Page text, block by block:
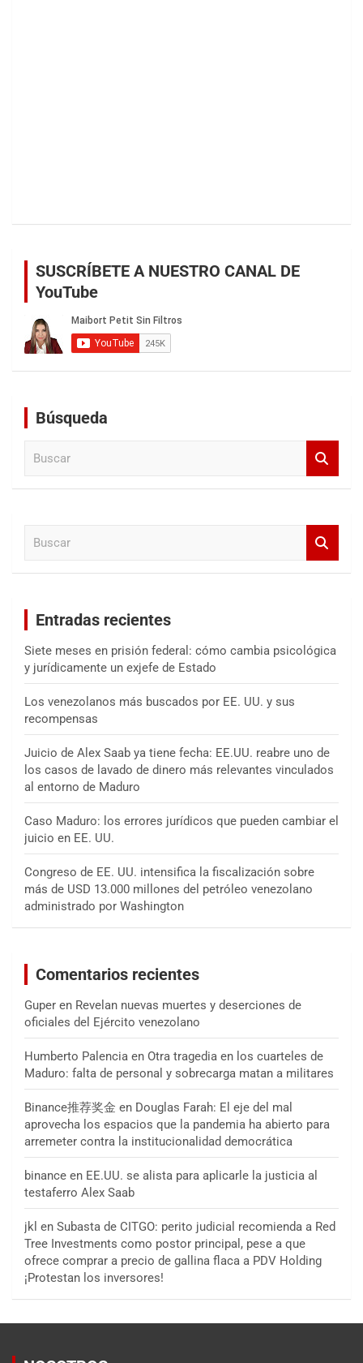
SUSCRÍBETE A NUESTRO CANAL DE
YouTube
Búsqueda
Entradas recientes
Siete meses en prisión federal: cómo cambia psicológica
y jurídicamente un exjefe de Estado
Los venezolanos más buscados por EE. UU. y sus
recompensas
Juicio de Alex Saab ya tiene fecha: EE.UU. reabre uno de
los casos de lavado de dinero más relevantes vinculados
al entorno de Maduro
Caso Maduro: los errores jurídicos que pueden cambiar el
juicio en EE. UU.
Congreso de EE. UU. intensifica la fiscalización sobre
más de USD 13.000 millones del petróleo venezolano
administrado por Washington
Comentarios recientes
Guper en Revelan nuevas muertes y deserciones de
oficiales del Ejército venezolano
Humberto Palencia en Otra tragedia en los cuarteles de
Maduro: falta de personal y sobrecarga matan a militares
Binance推荐奖金 en Douglas Farah: El eje del mal
aprovecha los espacios que la pandemia ha abierto para
arremeter contra la institucionalidad democrática
binance en EE.UU. se alista para aplicarle la justicia al
testaferro Alex Saab
jkl en Subasta de CITGO: perito judicial recomienda a Red
Tree Investments como postor principal, pese a que
ofrece comprar a precio de gallina flaca a PDV Holding
¡Protestan los inversores!